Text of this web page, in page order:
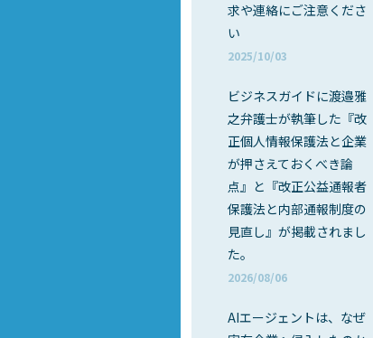
求や連絡にご注意くださ
い
2025/10/03
ビジネスガイドに渡邉雅
之弁護士が執筆した『改
正個人情報保護法と企業
が押さえておくべき論
点』と『改正公益通報者
保護法と内部通報制度の
見直し』が掲載されまし
た。
2026/08/06
AIエージェントは、なぜ